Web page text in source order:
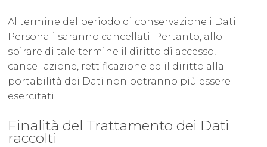
Al termine del periodo di conservazione i Dati
Personali saranno cancellati. Pertanto, allo
spirare di tale termine il diritto di accesso,
cancellazione, rettificazione ed il diritto alla
portabilità dei Dati non potranno più essere
esercitati.
Finalità del Trattamento dei Dati
raccolti